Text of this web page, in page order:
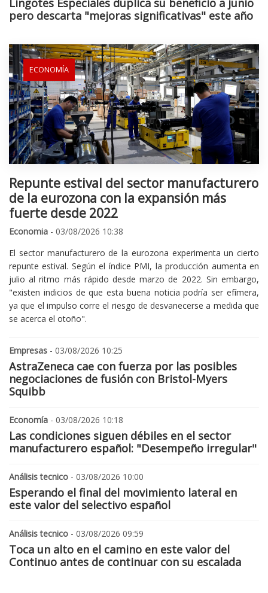
Lingotes Especiales duplica su beneficio a junio
pero descarta "mejoras significativas" este año
ECONOMÍA
Repunte estival del sector manufacturero
de la eurozona con la expansión más
fuerte desde 2022
Economia - 03/08/2026 10:38
El sector manufacturero de la eurozona experimenta un cierto
repunte estival. Según el índice PMI, la producción aumenta en
julio al ritmo más rápido desde marzo de 2022. Sin embargo,
"existen indicios de que esta buena noticia podría ser efímera,
ya que el impulso corre el riesgo de desvanecerse a medida que
se acerca el otoño".
Empresas - 03/08/2026 10:25
AstraZeneca cae con fuerza por las posibles
negociaciones de fusión con Bristol-Myers
Squibb
Economía - 03/08/2026 10:18
Las condiciones siguen débiles en el sector
manufacturero español: "Desempeño irregular"
Análisis tecnico - 03/08/2026 10:00
Esperando el final del movimiento lateral en
este valor del selectivo español
Análisis tecnico - 03/08/2026 09:59
Toca un alto en el camino en este valor del
Continuo antes de continuar con su escalada